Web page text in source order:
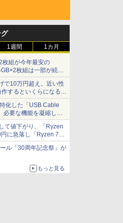
1週間 1カ月
枚組が今年最安の
枚組は一部が続騰
]
で10万円超え。近い性
するといくらになる？
にPCゲーム』】
化した「USB Cable
必要な機能を凝縮しコ
て値下がり、「Ryzen
に急落し「Ryzen 7
解消 [8月前半のCPU
ル「30周年記念祭」が
もっと見る